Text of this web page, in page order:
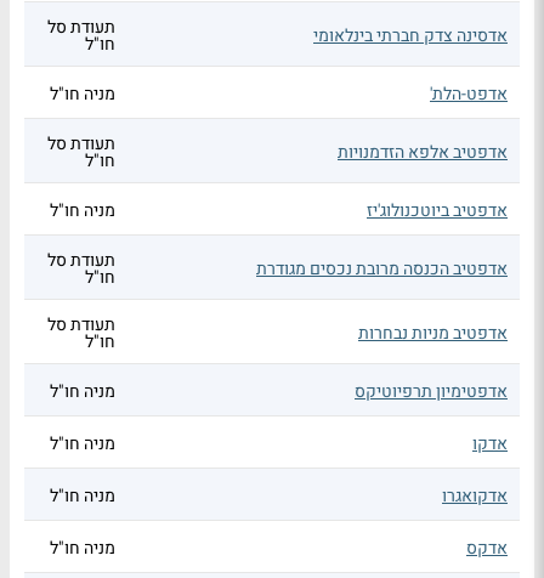
אדסינה צדק חברתי בינלאומי תעודת סל
חו"ל
אדפט-הלת'
מניה חו"ל
אדפטיב אלפא הזדמנויות תעודת סל
חו"ל
אדפטיב ביוטכנולוג'יז
מניה חו"ל
אדפטיב הכנסה מרובת נכסים מגודרת תעודת סל
חו"ל
אדפטיב מניות נבחרות תעודת סל
חו"ל
אדפטימיון תרפיוטיקס
מניה חו"ל
אדקו מניה חו"ל
אדקואגרו מניה חו"ל
אדקס מניה חו"ל